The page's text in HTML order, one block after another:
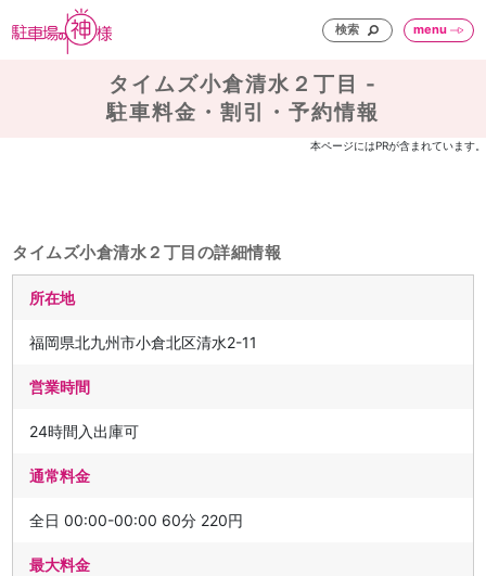
検索 menu
タイムズ小倉清水２丁目 -
駐車料金・割引・予約情報
本ページにはPRが含まれています。
タイムズ小倉清水２丁目の詳細情報
所在地
福岡県北九州市小倉北区清水2-11
営業時間
24時間入出庫可
通常料金
全日 00:00-00:00 60分 220円
最大料金